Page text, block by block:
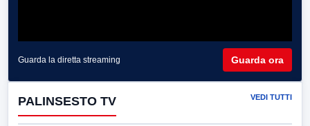
Guarda la diretta streaming Guarda ora
PALINSESTO TV VEDI TUTTI